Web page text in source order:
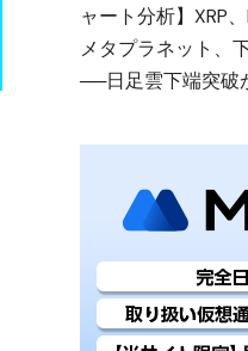
ャート分析】XRP
メタプラネット、
──日足雲下端突破